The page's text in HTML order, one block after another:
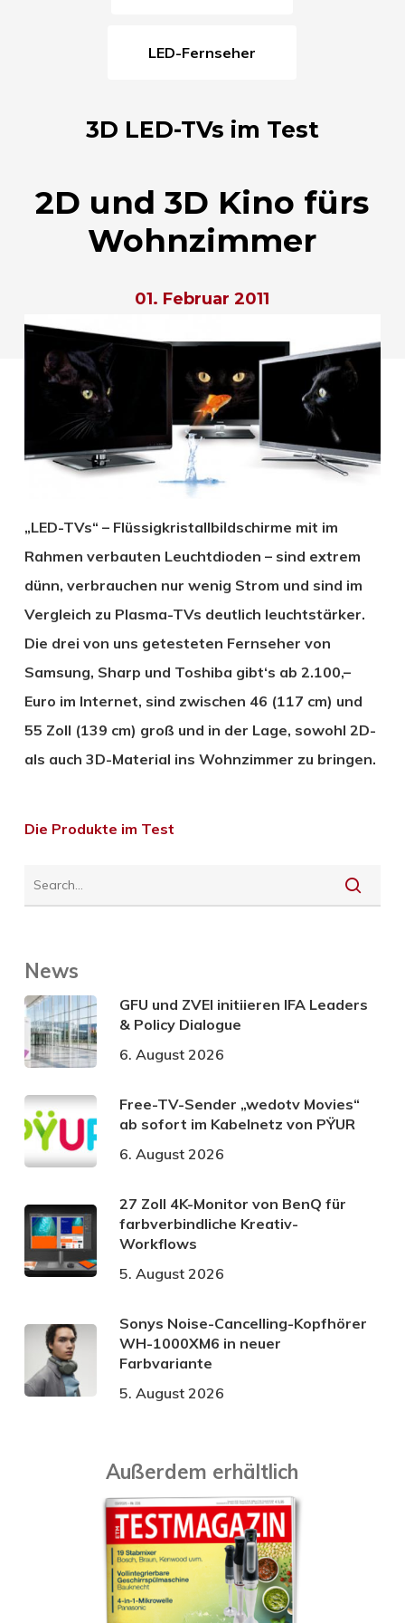
LED-Fernseher
3D LED-TVs im Test
2D und 3D Kino fürs
Wohnzimmer
01. Februar 2011
„LED-TVs“ – Flüssigkristallbildschirme mit im
Rahmen verbauten Leuchtdioden – sind extrem
dünn, verbrauchen nur wenig Strom und sind im
Vergleich zu Plasma-TVs deutlich leuchtstärker.
Die drei von uns getesteten Fernseher von
Samsung, Sharp und Toshiba gibt‘s ab 2.100,–
Euro im Internet, sind zwischen 46 (117 cm) und
55 Zoll (139 cm) groß und in der Lage, sowohl 2D-
als auch 3D-Material ins Wohnzimmer zu bringen.
Die Produkte im Test
News
GFU und ZVEI initiieren IFA Leaders
& Policy Dialogue
6. August 2026
Free-TV-Sender „wedotv Movies“
ab sofort im Kabelnetz von PŸUR
6. August 2026
27 Zoll 4K-Monitor von BenQ für
farbverbindliche Kreativ-
Workflows
5. August 2026
Sonys Noise-Cancelling-Kopfhörer
WH-1000XM6 in neuer
Farbvariante
5. August 2026
Außerdem erhältlich